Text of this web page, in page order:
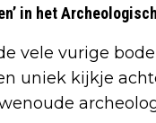
in het
vele vurige
uniek kijkje